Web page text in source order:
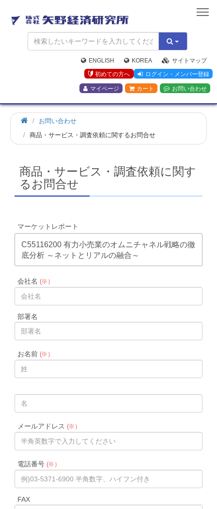
矢
野
経
済
研
究
所
ENGLISH KOREA
サイトマップ
初めての方へ
ログイン・メンバー登録
マイページ カート お問い合わせ
お問い合わせ
商品・サービス・調査依頼に関するお問合せ
商品・サービス・調査依頼に関す
るお問合せ
マーケットレポート
C55116200 有力小売業のオムニチャネル戦略の徹
底分析 ～ネットとリアルの融合～
会社名 (※）
部署名
お名前(※）
メールアドレス (※）
電話番号(※）
FAX